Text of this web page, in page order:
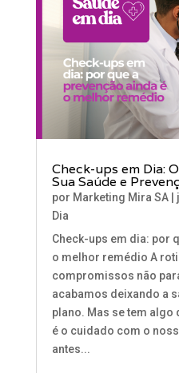
Check-ups em Dia:
Sua Saúde e
por Marketing Mira SA|
Dia
Check-ups em dia: por
o melhor remédio A
compromissos não
acabamos deixando a
plano. Mas se tem
é o cuidado com o
antes...